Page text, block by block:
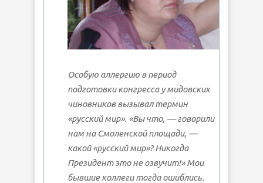
Особую аллергию в период
подготовки конгресса у мидовских
чиновников вызывал термин
«русский мир». «Вы что, — говорили
нам на Смоленской площади, —
какой «русский мир»? Никогда
Президент это не озвучит!» Мои
бывшие коллеги тогда ошиблись.